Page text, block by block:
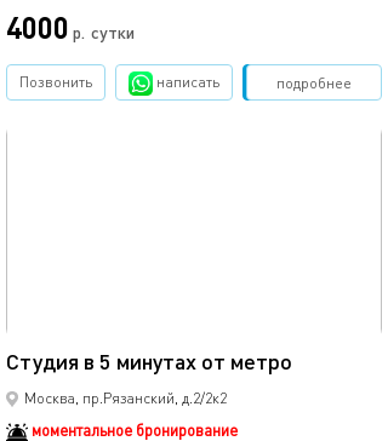
4000 р. сутки
подробнее
Позвонить написать Забронировать
Студия в 5 минутах от метро
Москва, пр.Рязанский, д.2/2к2
моментальное бронирование